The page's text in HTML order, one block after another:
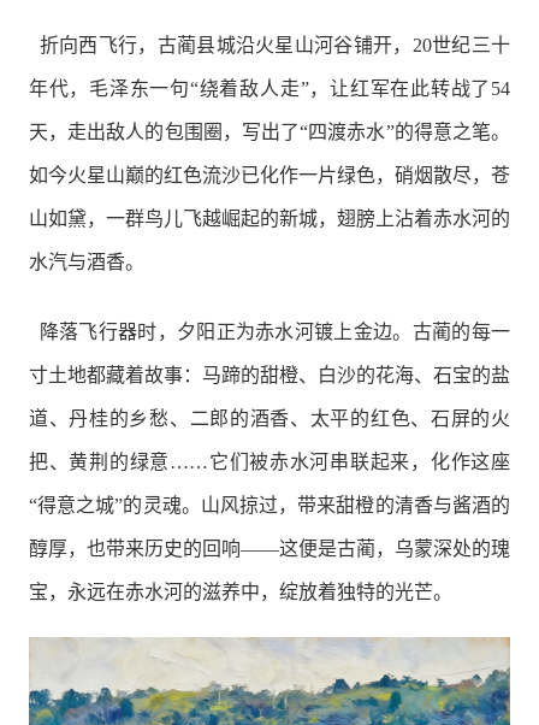
折向西飞行，古蔺县城沿火星山河谷铺开，20世纪三十
年代，毛泽东一句“绕着敌人走”，让红军在此转战了54
天，走出敌人的包围圈，写出了“四渡赤水”的得意之笔。
如今火星山巅的红色流沙已化作一片绿色，硝烟散尽，苍
山如黛，一群鸟儿飞越崛起的新城，翅膀上沾着赤水河的
水汽与酒香。
降落飞行器时，夕阳正为赤水河镀上金边。古蔺的每一
寸土地都藏着故事：马蹄的甜橙、白沙的花海、石宝的盐
道、丹桂的乡愁、二郎的酒香、太平的红色、石屏的火
把、黄荆的绿意……它们被赤水河串联起来，化作这座
“得意之城”的灵魂。山风掠过，带来甜橙的清香与酱酒的
醇厚，也带来历史的回响——这便是古蔺，乌蒙深处的瑰
宝，永远在赤水河的滋养中，绽放着独特的光芒。